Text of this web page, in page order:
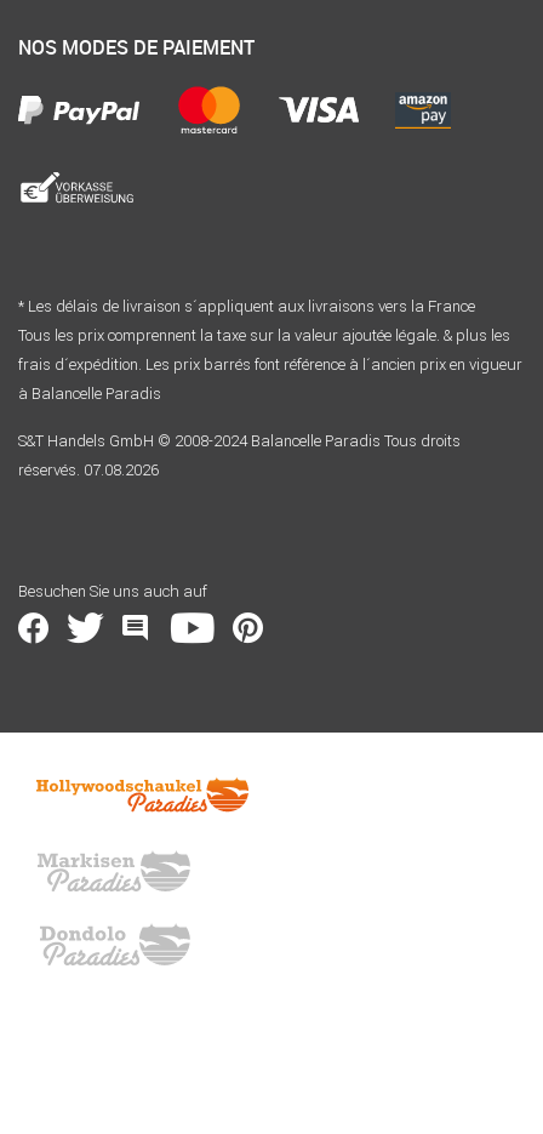
NOS MODES DE PAIEMENT
* Les délais de livraison s´appliquent aux livraisons vers la France
Tous les prix comprennent la taxe sur la valeur ajoutée légale. & plus les
frais d´expédition. Les prix barrés font référence à l´ancien prix en vigueur
à Balancelle Paradis
S&T Handels GmbH © 2008-2024 Balancelle Paradis Tous droits
réservés. 07.08.2026
Besuchen Sie uns auch auf